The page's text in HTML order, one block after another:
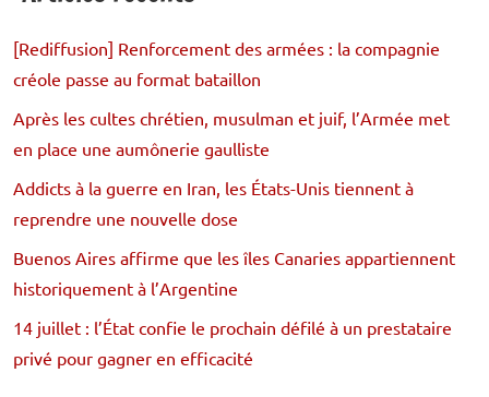
[Rediffusion] Renforcement des armées : la compagnie
créole passe au format bataillon
Après les cultes chrétien, musulman et juif, l’Armée met
en place une aumônerie gaulliste
Addicts à la guerre en Iran, les États-Unis tiennent à
reprendre une nouvelle dose
Buenos Aires affirme que les îles Canaries appartiennent
historiquement à l’Argentine
14 juillet : l’État confie le prochain défilé à un prestataire
privé pour gagner en efficacité